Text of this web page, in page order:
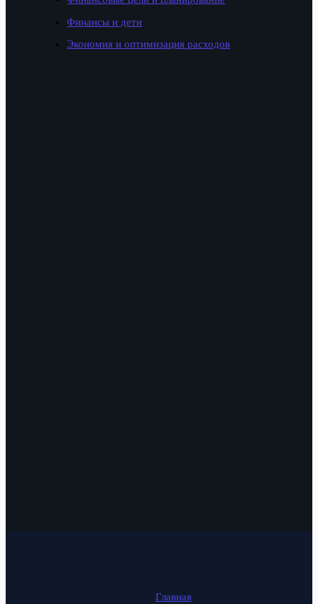
Финансы и дети
Экономия и оптимизация расходов
Главная